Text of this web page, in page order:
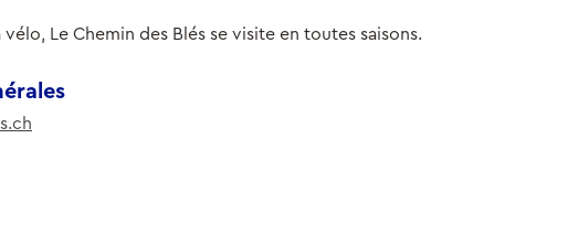
Le Chemin des Blés se visite en toutes saisons.